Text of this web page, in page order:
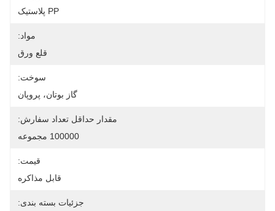
PP پلاستیک
مواد:
قلع ورق
سوخت:
گاز بوتان، پروپان
مقدار حداقل تعداد سفارش:
100000 مجموعه
قیمت:
قابل مذاکره
جزئیات بسته بندی: